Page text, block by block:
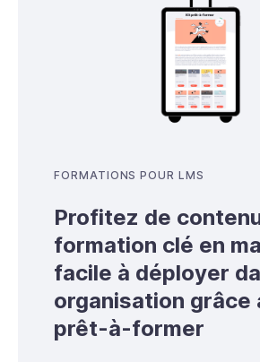
FORMATIONS POUR LMS
Profitez de
formation clé en
facile à déployer
organisation grâce
prêt-à-former